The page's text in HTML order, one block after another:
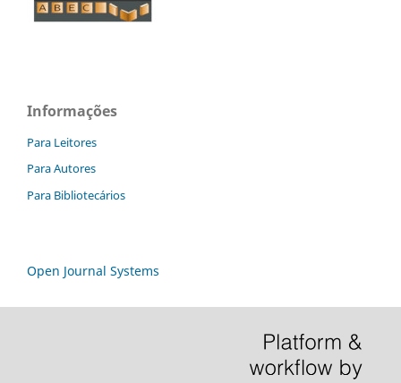
Informações
Para Leitores
Para Autores
Para Bibliotecários
Open Journal Systems